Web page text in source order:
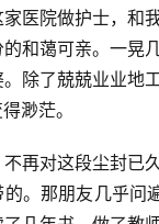
医院做护士，和
和蔼可亲。一晃
除了兢兢业业地
渺茫。
再对这段尘封已
。那朋友几乎问